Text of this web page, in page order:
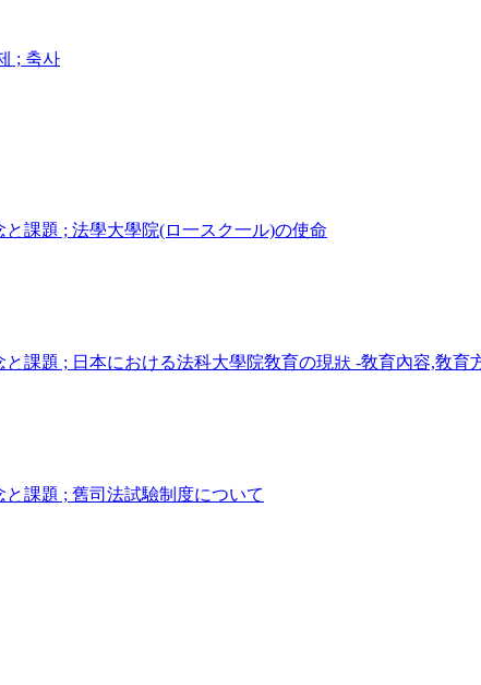
; 축사
課題 ; 法學大學院(ロ一スク一ル)の使命
課題 ; 日本における法科大學院敎育の現狀 -敎育內容,敎育
課題 ; 舊司法試驗制度について